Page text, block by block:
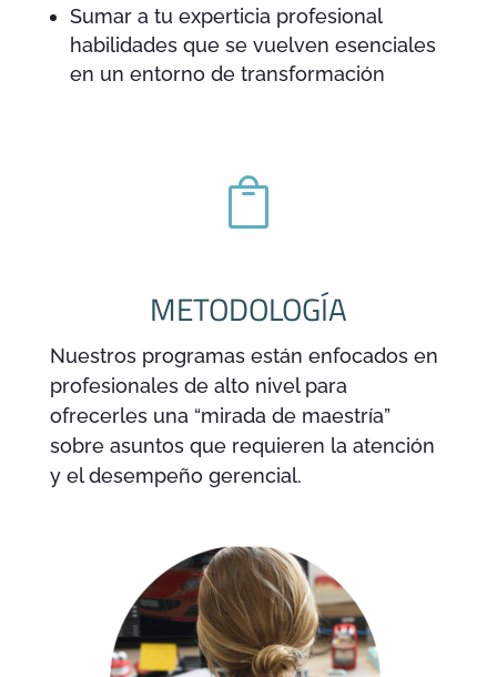
Sumar a tu experticia profesional
habilidades que se vuelven esenciales
en un entorno de transformación

METODOLOGÍA
Nuestros programas están enfocados en
profesionales de alto nivel para
ofrecerles una “mirada de maestría”
sobre asuntos que requieren la atención
y el desempeño gerencial.